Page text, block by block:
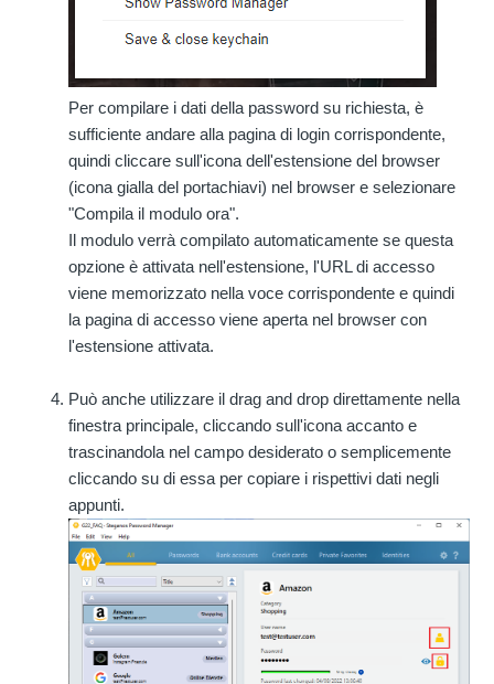
Per compilare i dati della password su richiesta, è
sufficiente andare alla pagina di login corrispondente,
quindi cliccare sull'icona dell'estensione del browser
(icona gialla del portachiavi) nel browser e selezionare
"Compila il modulo ora".
Il modulo verrà compilato automaticamente se questa
opzione è attivata nell'estensione, l'URL di accesso
viene memorizzato nella voce corrispondente e quindi
la pagina di accesso viene aperta nel browser con
l'estensione attivata.
Può anche utilizzare il drag and drop direttamente nella
finestra principale, cliccando sull'icona accanto e
trascinandola nel campo desiderato o semplicemente
cliccando su di essa per copiare i rispettivi dati negli
appunti.